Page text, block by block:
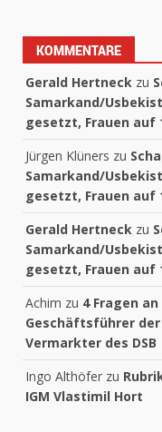
KOMMENTARE
Gerald Hertneck zu
Samarkand/
gesetzt, Frauen auf
Jürgen Klüners zu
Samarkand/
gesetzt, Frauen auf
Gerald Hertneck zu
Samarkand/
gesetzt, Frauen auf
Achim zu 4 Fragen
Geschäftsführer der
Vermarkter des DSB
Ingo Althöfer zu
IGM Vlastimil Hort